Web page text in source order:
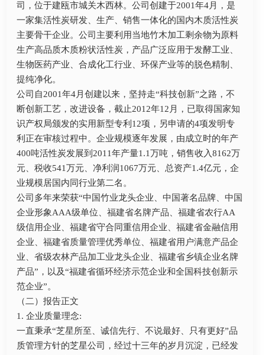
司，位于建瓯市城关木西林。公司创建于2001年4月，是
一家集活性炭研发、生产、销售一体化的国内木质活性炭
主要骨干企业。公司主要利用当地竹木加工剩余物为原料
生产高品质木质粉状活性炭，产品广泛应用于发酵工业、
生物医药产业、合成化工行业、环保产业等的脱色精制、
提纯净化。
公司自2001年4月创建以来，坚持走“科技创新”之路，不
断创新工艺，改进设备，截止2012年12月，已取得国家知
识产权局颁发的实用新型专利12项，另申请的4项发明专
利正在审核过程中。企业规模逐年发展，由成立时的年产
400吨活性炭发展到2011年产量1.1万吨，销售收入8162万
元、税收541万元、净利润1067万元、总资产1.4亿元，企
业规模居国内同行业第二名。
公司多年来荣获“中国竹业龙头企业、中国著名品牌、中国
企业形象AAA级单位、福建省名牌产品、福建省农行AA
级信用企业、福建省守合同重信用企业、福建省金融信用
企业、福建省质量管理优秀单位、福建省用户满意产品企
业、省级农林产品加工业龙头企业、福建省乡镇企业名牌
产品”，以及“福建省循环经济示范企业和全国科技创新示
范企业”。
（二）报告正文
1. 企业质量理念:
一直秉承“芝星所至、诚信先行、不说最好、只有更好”品
质管理方针的芝星公司，经过十三年的岁月沉淀，已经发